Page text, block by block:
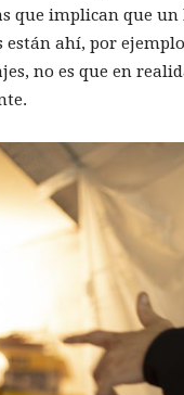
que implican que un
ahí, por
no es que en